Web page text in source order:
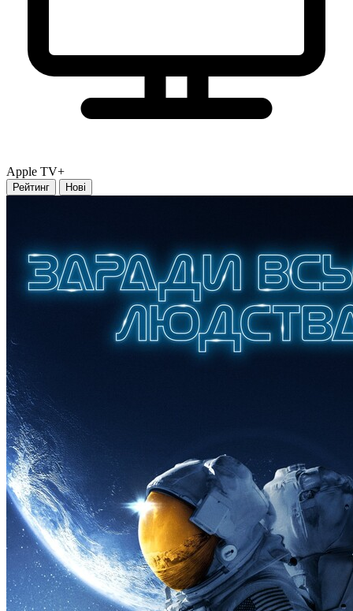
Apple TV+
Рейтинг Нові